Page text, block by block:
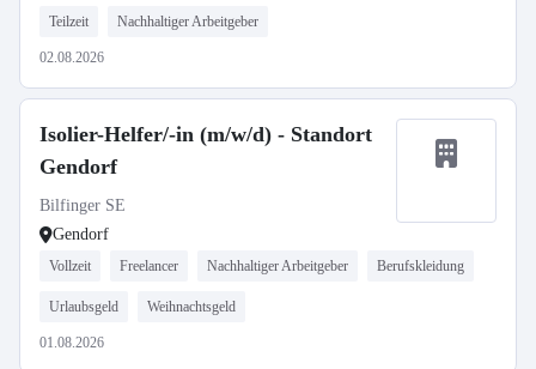
Teilzeit Nachhaltiger Arbeitgeber
02.08.2026
Isolier-Helfer/-in (m/w/d) - Standort
Gendorf
Bilfinger SE
Gendorf
Vollzeit Freelancer Nachhaltiger Arbeitgeber Berufskleidung
Urlaubsgeld Weihnachtsgeld
01.08.2026